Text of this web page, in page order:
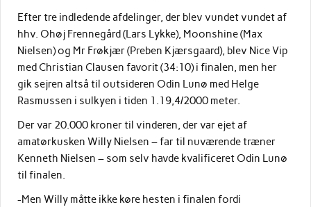
Efter tre indledende afdelinger, der blev vundet vundet af
hhv. Ohøj Frennegård (Lars Lykke), Moonshine (Max
Nielsen) og Mr Frøkjær (Preben Kjærsgaard), blev Nice Vip
med Christian Clausen favorit (34:10) i finalen, men her
gik sejren altså til outsideren Odin Lunø med Helge
Rasmussen i sulkyen i tiden 1.19,4/2000 meter.
Der var 20.000 kroner til vinderen, der var ejet af
amatørkusken Willy Nielsen – far til nuværende træner
Kenneth Nielsen – som selv havde kvalificeret Odin Lunø
til finalen.
-Men Willy måtte ikke køre hesten i finalen fordi